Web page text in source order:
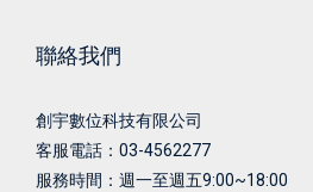
聯絡我們
創宇數位科技有限公司
客服電話：03-4562277
服務時間：週一至週五9:00~18:00